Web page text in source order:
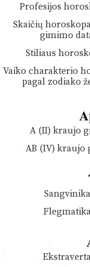
Profesijos
Skaičių
gimimo
Stiliaus
Vaiko charakterio
pagal zodiako
A (II) kraujo
AB (IV) kraujo